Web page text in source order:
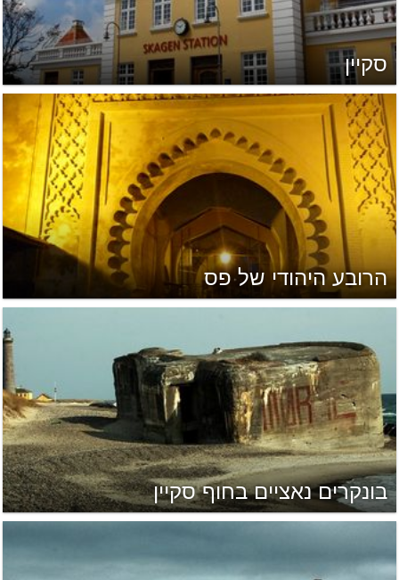
סקיין
הרובע היהודי של פס
בונקרים נאציים בחוף סקיין